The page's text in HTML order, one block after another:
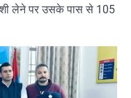
लेने पर उसके पास से 105